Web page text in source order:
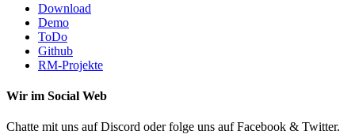
Download
Demo
ToDo
Github
RM-Projekte
Wir im Social Web
Chatte mit uns auf Discord oder folge uns auf Facebook & Twitter.